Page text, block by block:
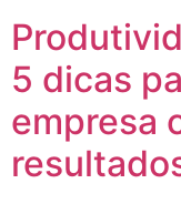
5 dicas
empresa